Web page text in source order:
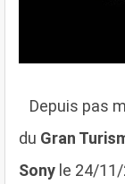
Depuis pas
du Gran
Sony le 24/